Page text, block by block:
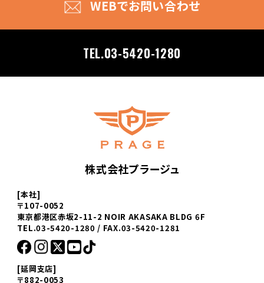
WEBでお問い合わせ
TEL.03-5420-1280
株式会社プラージュ
[本社]
〒107-0052
東京都港区赤坂2-11-2 NOIR AKASAKA BLDG 6F
TEL.03-5420-1280 / FAX.03-5420-1281
[延岡支店]
〒882-0053